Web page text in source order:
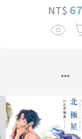
NT$